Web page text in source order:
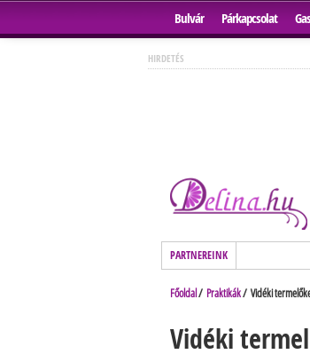
Bulvár Párkapcsolat
HIRDETÉS
PARTNEREINK
Főoldal/ Praktikák/ Vidéki
Vidéki